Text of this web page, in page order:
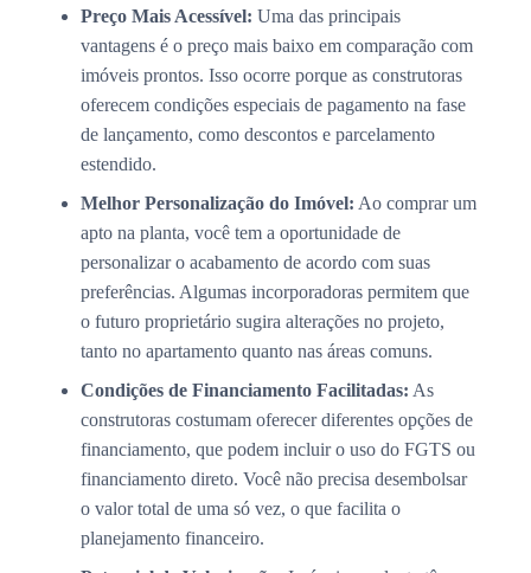
Preço Mais Acessível: Uma das principais
vantagens é o preço mais baixo em comparação com
imóveis prontos. Isso ocorre porque as construtoras
oferecem condições especiais de pagamento na fase
de lançamento, como descontos e parcelamento
estendido.
Melhor Personalização do Imóvel: Ao comprar um
apto na planta, você tem a oportunidade de
personalizar o acabamento de acordo com suas
preferências. Algumas incorporadoras permitem que
o futuro proprietário sugira alterações no projeto,
tanto no apartamento quanto nas áreas comuns.
Condições de Financiamento Facilitadas: As
construtoras costumam oferecer diferentes opções de
financiamento, que podem incluir o uso do FGTS ou
financiamento direto. Você não precisa desembolsar
o valor total de uma só vez, o que facilita o
planejamento financeiro.